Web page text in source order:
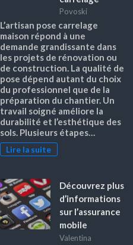
Povoski
L’artisan pose carrelage
maison répond à une
demande grandissante dans
les projets de rénovation ou
de construction. La qualité de
pose dépend autant du choix
du professionnel que de la
préparation du chantier. Un
travail soigné améliore la
durabilité et l’esthétique des
sols. Plusieurs étapes…
Lire la suite
Découvrez plus
d’informations
sur l’assurance
mobile
Valentina